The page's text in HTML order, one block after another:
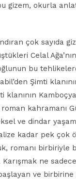
gizem, okurla
çok sayıda
Celal
bu
Şimti
klanının
kahramanı
ve dindar
kadar pek çok
romanı birbiriyle
ne
ve